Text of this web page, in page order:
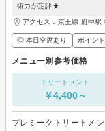
術力が定評★
アクセス：京王線 府中
◎ 本日空席あり ポイン
メニュー別参考価格
トリートメント
￥4,400～
プレミークトリートメン